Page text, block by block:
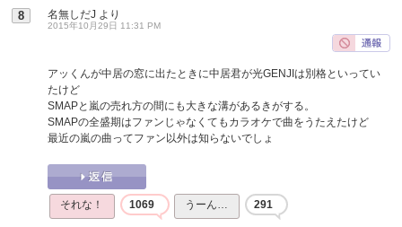
8 名無しだJ より
2015年10月29日 11:31 PM
アッくんが中居の窓に出たときに中居君が光GENJIは別格といってい
たけど
SMAPと嵐の売れ方の間にも大きな溝があるきがする。
SMAPの全盛期はファンじゃなくてもカラオケで曲をうたえたけど
最近の嵐の曲ってファン以外は知らないでしょ
それな！ 1069 うーん… 291